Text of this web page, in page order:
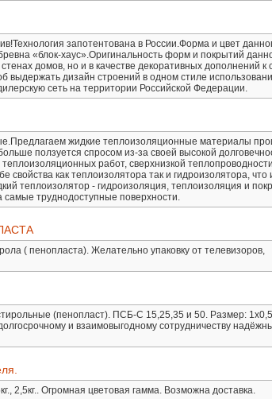
запотентована в России.Форма и цвет
«блок-хаус».Оригинальность форм и покрытий
домов, но и в качестве декоративных дополнений к
выдержать дизайн строений в одном стиле
сеть на территории Российской Федерации.
жидкие теплоизоляционные материалы
ползуется спросом из-за своей высокой
работ, сверхнизкой
как теплоизолятора так и гидроизолятора, что
теплоизолятор - гидроизоляция, теплоизоляция и
самые труднодоступные поверхности.
( пенопласта). Желательно упаковку от телевизоров,
(пенопласт). ПСБ-С 15,25,35 и 50. Размер:
и взаимовыгодному сотрудничеству
2,5кг.. Огромная цветовая гамма. Возможна доставка.